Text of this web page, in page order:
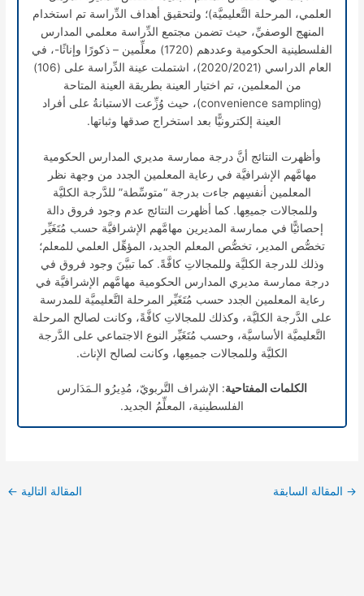
العلمي، المرحلة التَّعليميَّة)؛ ولتحقيق أهداف الدِّراسة تم استخدام
المنهج الوصفيِّ، حيث تضمن مجتمع الدِّراسة معلمي المدارس
الفلسطينية الحكومية وعددهم (1720) معلِّمين – ذكورًا وإناثًا-، في
العام الدراسي (2020/2021)، اشتملت عينة الدِّراسة على (106)
من المعلمين، تم اختيار العينة بطريقة العينة المتاحة
(convenience sampling)، حيث وُزِّعت الاستبانةُ على أفراد
العينة إلكترونيًّا بعد استخراج صدقها وثباتها.
وأظهرت النتائج أنَّ درجة ممارسة مديري المدارس الحكومية
مهامَّهم الإشرافيَّة في رعاية المعلمين الجدد من وجهة نظر
المعلمين أنفسِهم جاءت بدرجة “متوسِّطة” للدَّرجة الكليَّة
وللمجالات جميعِها. كما أظهرت النتائج عدم وجود فروق دالة
إحصائيًّا في ممارسة المديرين مهامَّهم الإشرافيَّة حسب مُتَغَيِّر
تخصُّص المدير، تخصُّص المعلم الجديد، المؤهِّل العلمي للمعلم؛
وذلك للدرجة الكليَّة وللمجالاتِ كافَّةً. كما تبيَّنَ وجود فروق في
درجة ممارسة مديري المدارس الحكومية مهامَّهم الإشرافيَّة في
رعاية المعلمين الجدد حسب مُتَغَيِّر المرحلة التَّعليميَّة للمدرسة
على الدَّرجة الكليَّة، وكذلك للمجالاتِ كافَّةً، وكانت لصالح المرحلة
التَّعليميَّة الأساسيَّة، وحسب مُتَغَيِّر النوع الاجتماعي على الدَّرجة
الكليَّة وللمجالات جميعِها، وكانت لصالح الإناث.
الكلمات المفتاحية: الإشراف التَّربويّ، مُدِيرُو الـمَدَارس
الفلسطينية، المعلِّمُ الجديد.
→ المقالة السابقة المقالة التالية ←